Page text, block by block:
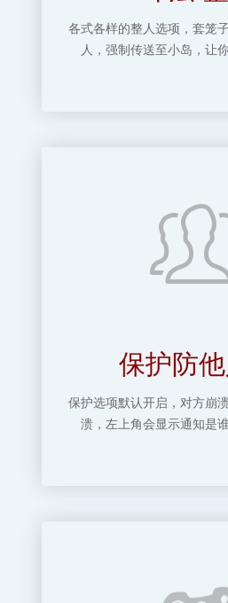
各式各样的整人选项，套笼
人，强制传送至小岛，让
保护防
保护选项默认开启，对方崩
溃，左上角会显示通知是